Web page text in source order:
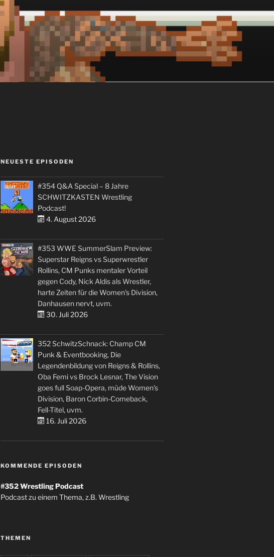
NEUESTE EPISODEN
#354 Q&A Special – 8 Jahre
SCHWITZKASTEN Wrestling
Podcast!
4. August 2026
#353 WWE SummerSlam Preview:
Superstar Reigns vs Superwrestler
Rollins, CM Punks mentaler Vorteil
gegen Cody, Nick Aldis als Wrestler,
harte Zeiten für die Women's Division,
Danhausen nervt, uvm.
30. Juli 2026
352 SchwitzSchnack: Champ CM
Punk & Eventbooking, Die
Legendenbildung von Reigns & Rollins,
Oba Femi vs Brock Lesnar, The Vision
goes full Soap-Opera, müde Women's
Division, Baron Corbin-Comeback,
Fell-Titel, uvm.
16. Juli 2026
KOMMENDE EPISODEN
#352Wrestling Podcast
Podcast zu einem Thema, z.B. Wrestling
THEMEN